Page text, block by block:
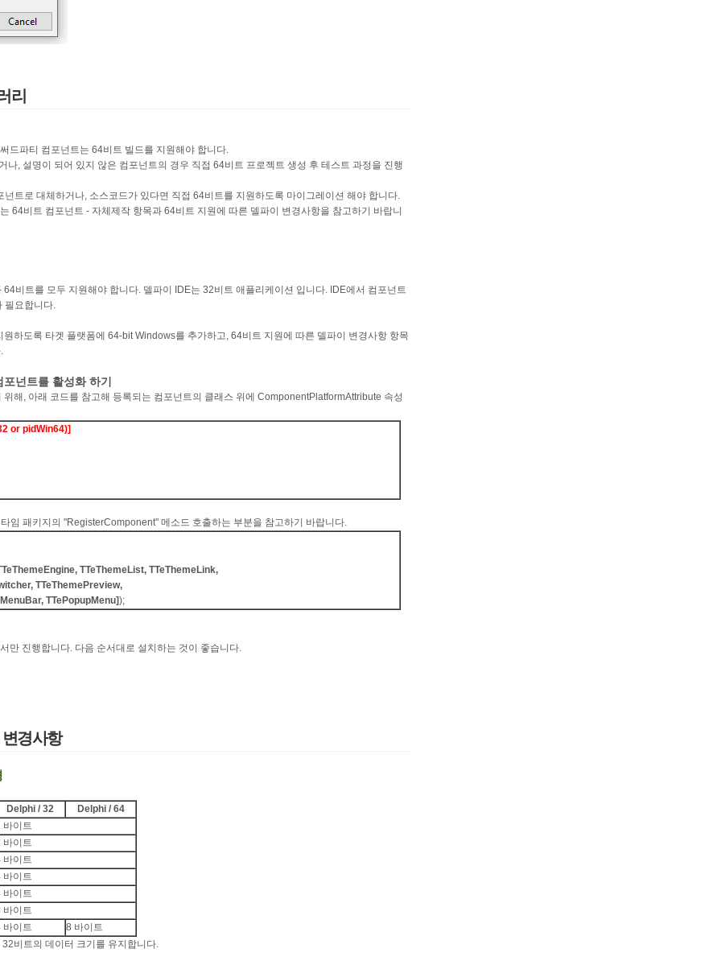
리
드파티 컴포넌트는 64비트 빌드를 지원해야 합니다.
나, 설명이 되어 있지 않은 컴포넌트의 경우 직접 64비트 프로젝트 생성 후 테스트 과정을 진행
트로 대체하거나, 소스코드가 있다면 직접 64비트를 지원하도록 마이그레이션 해야 합니다.
64비트 컴포넌트 - 자체제작 항목과 64비트 지원에 따른 델파이 변경사항을 참고하기 바랍니
비트를 모두 지원해야 합니다. 델파이 IDE는 32비트 애플리케이션 입니다. IDE에서 컴포넌트
필요합니다.
하도록 타겟 플랫폼에 64-bit Windows를 추가하고, 64비트 지원에 따른 델파이 변경사항 항목
넌트를 활성화 하기
해, 아래 코드를 참고해 등록되는 컴포넌트의 클래스 위에 ComponentPlatformAttribute 속성
or pidWin64)]
임 패키지의 "RegisterComponent" 메소드 호출하는 부분을 참고하기 바랍니다.
TTeThemeList, TTeThemeLink,
TTeThemePreview,
TTePopupMenu]);
만 진행합니다. 다음 순서대로 설치하는 것이 좋습니다.
경사항
Delphi / 32
Delphi / 64
바이트
바이트
바이트
바이트
바이트
바이트
바이트
8 바이트
비트의 데이터 크기를 유지합니다.